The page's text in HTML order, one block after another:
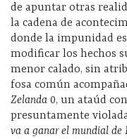
de apuntar otras
la cadena de
donde la impunidad
modificar los hechos
menor calado, sin
fosa común
Zelanda 0, un ataúd
presuntamente
va a ganar el mundial de